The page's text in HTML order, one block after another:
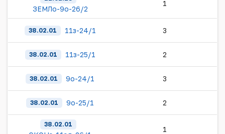
ЗЕМЛо-9о-26/2
1
38.02.01 11з-24/1 3
38.02.01 11з-25/1 2
38.02.01 9о-24/1 3
38.02.01 9о-25/1 2
38.02.01
1